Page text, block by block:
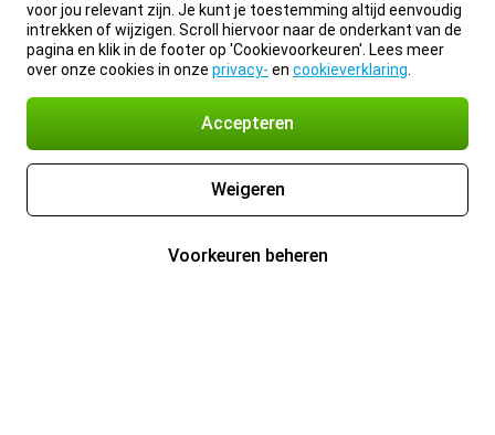
voor jou relevant zijn. Je kunt je toestemming altijd eenvoudig
intrekken of wijzigen. Scroll hiervoor naar de onderkant van de
pagina en klik in de footer op 'Cookievoorkeuren'. Lees meer
over onze cookies in onze privacy- en cookieverklaring
Accepteren
Weigeren
Voorkeuren beheren